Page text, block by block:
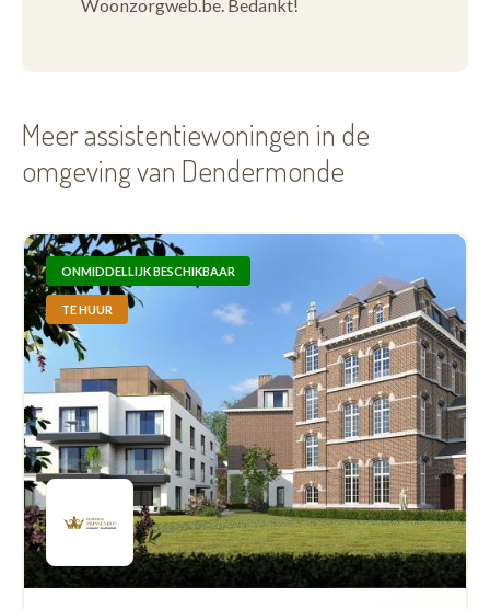
Woonzorgweb.be. Bedankt!
Meer assistentiewoningen in de
omgeving van Dendermonde
ONMIDDELLIJK BESCHIKBAAR
TE HUUR